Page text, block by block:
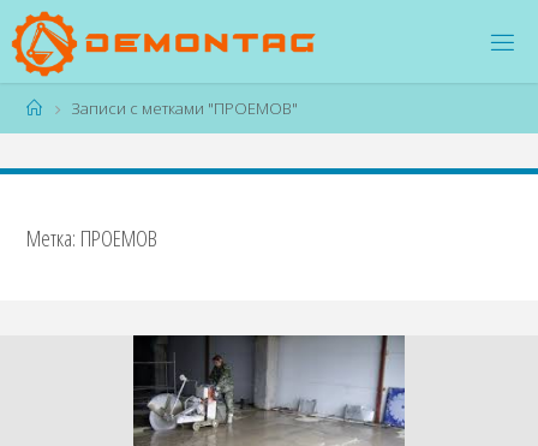
Перейти
содержимому
ГлавнаяЗаписи с метками "ПРОЕМОВ"
Метка: ПРОЕМОВ